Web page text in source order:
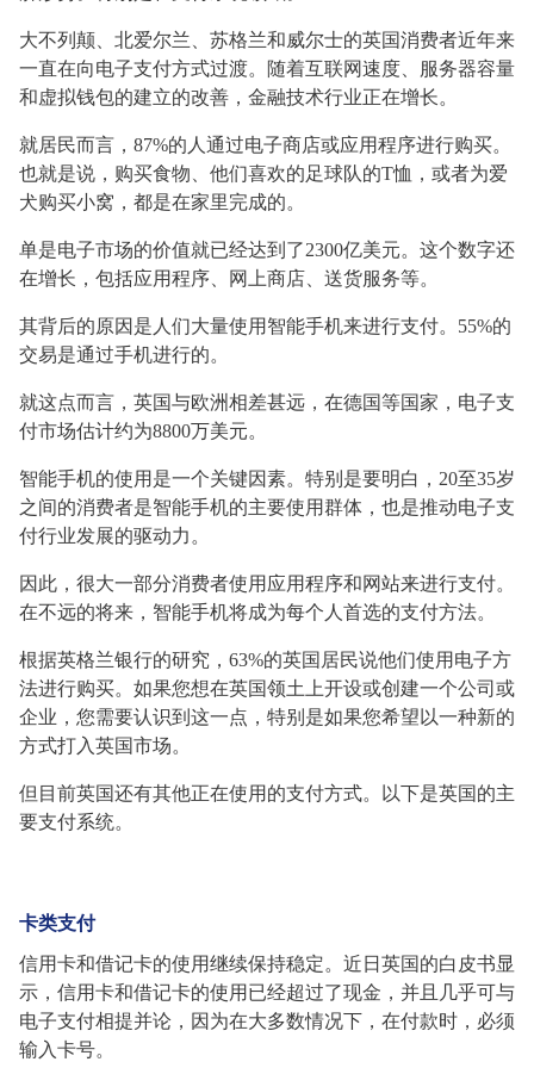
大不列颠、北爱尔兰、苏格兰和威尔士的英国消费者近年来
一直在向电子支付方式过渡。随着互联网速度、服务器容量
和虚拟钱包的建立的改善，金融技术行业正在增长。
就居民而言， 87%的人通过电子商店或应用程序进行购买。
也就是说，购买食物、他们喜欢的足球队的T恤，或者为爱
犬购买小窝，都是在家里完成的。
单是电子市场的价值就已经达到了2300亿美元。这个数字还
在增长，包括应用程序、网上商店、送货服务等。
其背后的原因是人们大量使用智能手机来进行支付。 55%的
交易是通过手机进行的。
就这点而言，英国与欧洲相差甚远，在德国等国家，电子支
付市场估计约为8800万美元。
智能手机的使用是一个关键因素。特别是要明白， 20至35岁
之间的消费者是智能手机的主要使用群体，也是推动电子支
付行业发展的驱动力。
因此，很大一部分消费者使用应用程序和网站来进行支付。
在不远的将来，智能手机将成为每个人首选的支付方法。
根据英格兰银行的研究， 63%的英国居民说他们使用电子方
法进行购买。如果您想在英国领土上开设或创建一个公司或
企业，您需要认识到这一点，特别是如果您希望以一种新的
方式打入英国市场。
但目前英国还有其他正在使用的支付方式。以下是英国的主
要支付系统。
卡类支付
信用卡和借记卡的使用继续保持稳定。近日英国的白皮书显
示，信用卡和借记卡的使用已经超过了现金，并且几乎可与
电子支付相提并论，因为在大多数情况下，在付款时，必须
输入卡号。